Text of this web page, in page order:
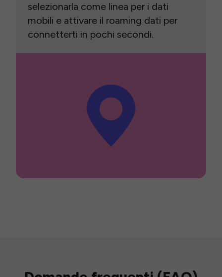
selezionarla come linea per i dati
mobili e attivare il roaming dati per
connetterti in pochi secondi.